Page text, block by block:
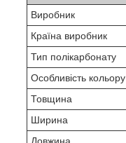
Виробник
Країна виробник
Тип полікарбонату
Особливість кольору
Товщина
Ширина
Довжина